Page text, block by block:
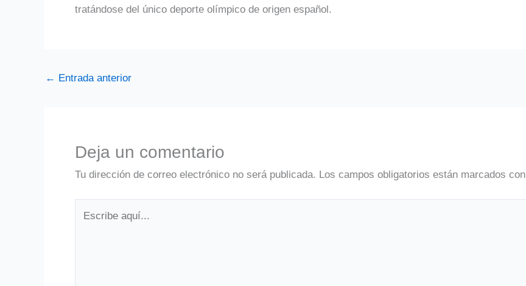
tratándose del único deporte olímpico de origen español.
← Entrada anterior
Deja un comentario
Tu dirección de correo electrónico no será publicada. Los campos obligatorios están marcados con